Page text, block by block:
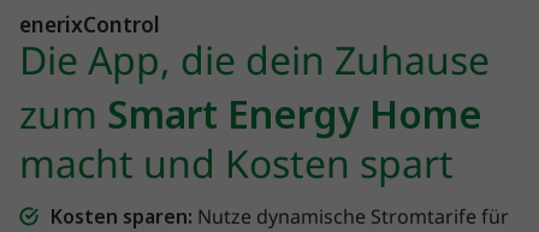
enerixControl
Die App, die dein Zuhause
zum Smart Energy Home
macht und Kosten spart
Kosten sparen: Nutze dynamische Stromtarife für